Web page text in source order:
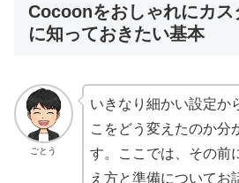
Cocoonをおしゃれにカス
に知っておきたい基本
ごとう
いきなり細かい設定か
こをどう変えたのか分
す。ここでは、その前
え方と準備についてお